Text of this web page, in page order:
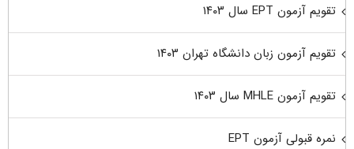
تقویم آزمون EPT سال ۱۴۰۳
تقویم آزمون زبان دانشگاه تهران ۱۴۰۳
تقویم آزمون MHLE سال ۱۴۰۳
نمره قبولی آزمون EPT